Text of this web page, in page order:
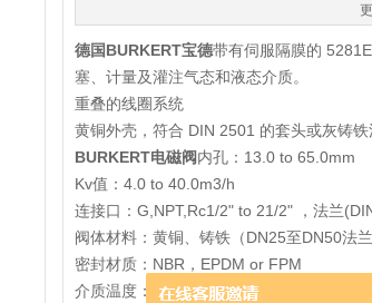
德国BURKERT宝德带有伺服隔膜的
塞、计量及灌注气态和液态介质。
重叠的线圈系统
黄铜外壳，符合 DIN 2501 的套头或灰铸铁
BURKERT电磁阀内孔：13.0 to 65.0mm
Kv值：4.0 to 40.0m3/h
连接口：G,NPT,Rc1/2" to 21/2" ，法兰
阀体材料：黄铜、铸铁（DN25至DN50法兰
密封材质：NBR，EPDM or FPM
介质温度：NBR -10to +80℃